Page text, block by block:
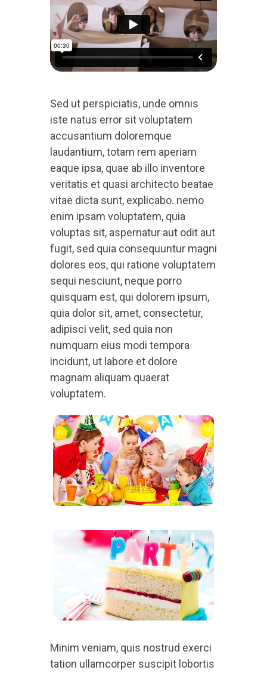
Sed ut perspiciatis, unde omnis
iste natus error sit voluptatem
accusantium doloremque
laudantium, totam rem aperiam
eaque ipsa, quae ab illo inventore
veritatis et quasi architecto beatae
vitae dicta sunt, explicabo. nemo
enim ipsam voluptatem, quia
voluptas sit, aspernatur aut odit aut
fugit, sed quia consequuntur magni
dolores eos, qui ratione voluptatem
sequi nesciunt, neque porro
quisquam est, qui dolorem ipsum,
quia dolor sit, amet, consectetur,
adipisci velit, sed quia non
numquam eius modi tempora
incidunt, ut labore et dolore
magnam aliquam quaerat
voluptatem.
Minim veniam, quis nostrud exerci
tation ullamcorper suscipit lobortis